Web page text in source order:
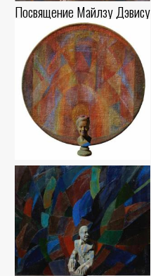
Посвящение Майлзу Дэвису
Из цикла «Импровизация в
джазовом ключе»
Дамир Рузыбаев
Картон, пастель Шамот, гуашь -
1990 год
Посвящение Билли
Холидей. Из цикла
«Импровизация в джазовом
ключе»
Дамир Рузыбаев
Холст, масло Шамот, ангоб - 1999